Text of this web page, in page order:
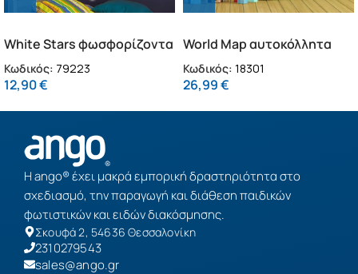
White Stars φωσφορίζοντα
τοίχου M (79223)
Κωδικός: 79223
12,90€
World Map αυτοκόλλητα
τοίχου XL (18301)
Κωδικός: 18301
26,99€
Η ango® έχει μακρά εμπορική δραστηριότητα στο
σχεδιασμό, την παραγωγή και διάθεση παιδικών
φωτιστικών και ειδών διακόσμησης.
Σκουφά 2, 54636 Θεσσαλονίκη
2310279543
sales@ango.gr